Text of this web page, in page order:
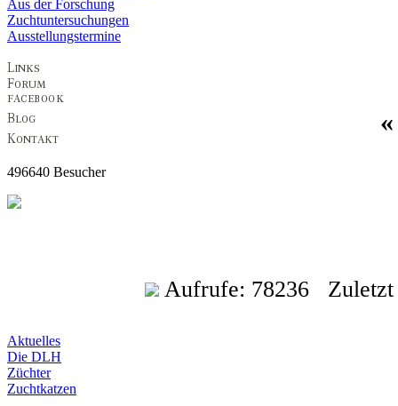
Aus der Forschung
Zuchtuntersuchungen
Ausstellungstermine
496640 Besucher
Aufrufe: 78236 Zuletzt
Aktuelles
Die DLH
Züchter
Zuchtkatzen